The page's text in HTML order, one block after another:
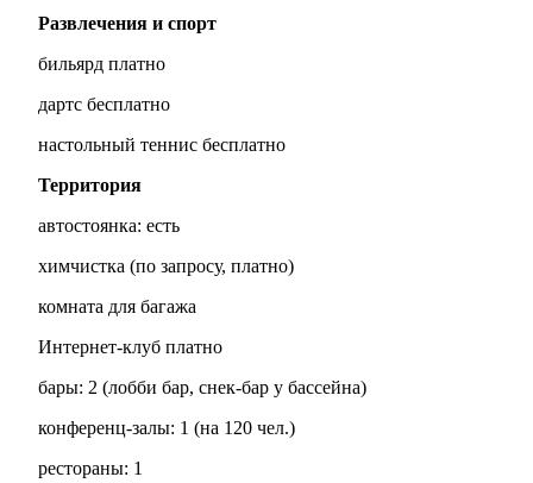
Развлечения и спорт
бильярд платно
дартс бесплатно
настольный теннис бесплатно
Территория
автостоянка: есть
химчистка (по запросу, платно)
комната для багажа
Интернет-клуб платно
бары: 2 (лобби бар, снек-бар у бассейна)
конференц-залы: 1 (на 120 чел.)
рестораны: 1